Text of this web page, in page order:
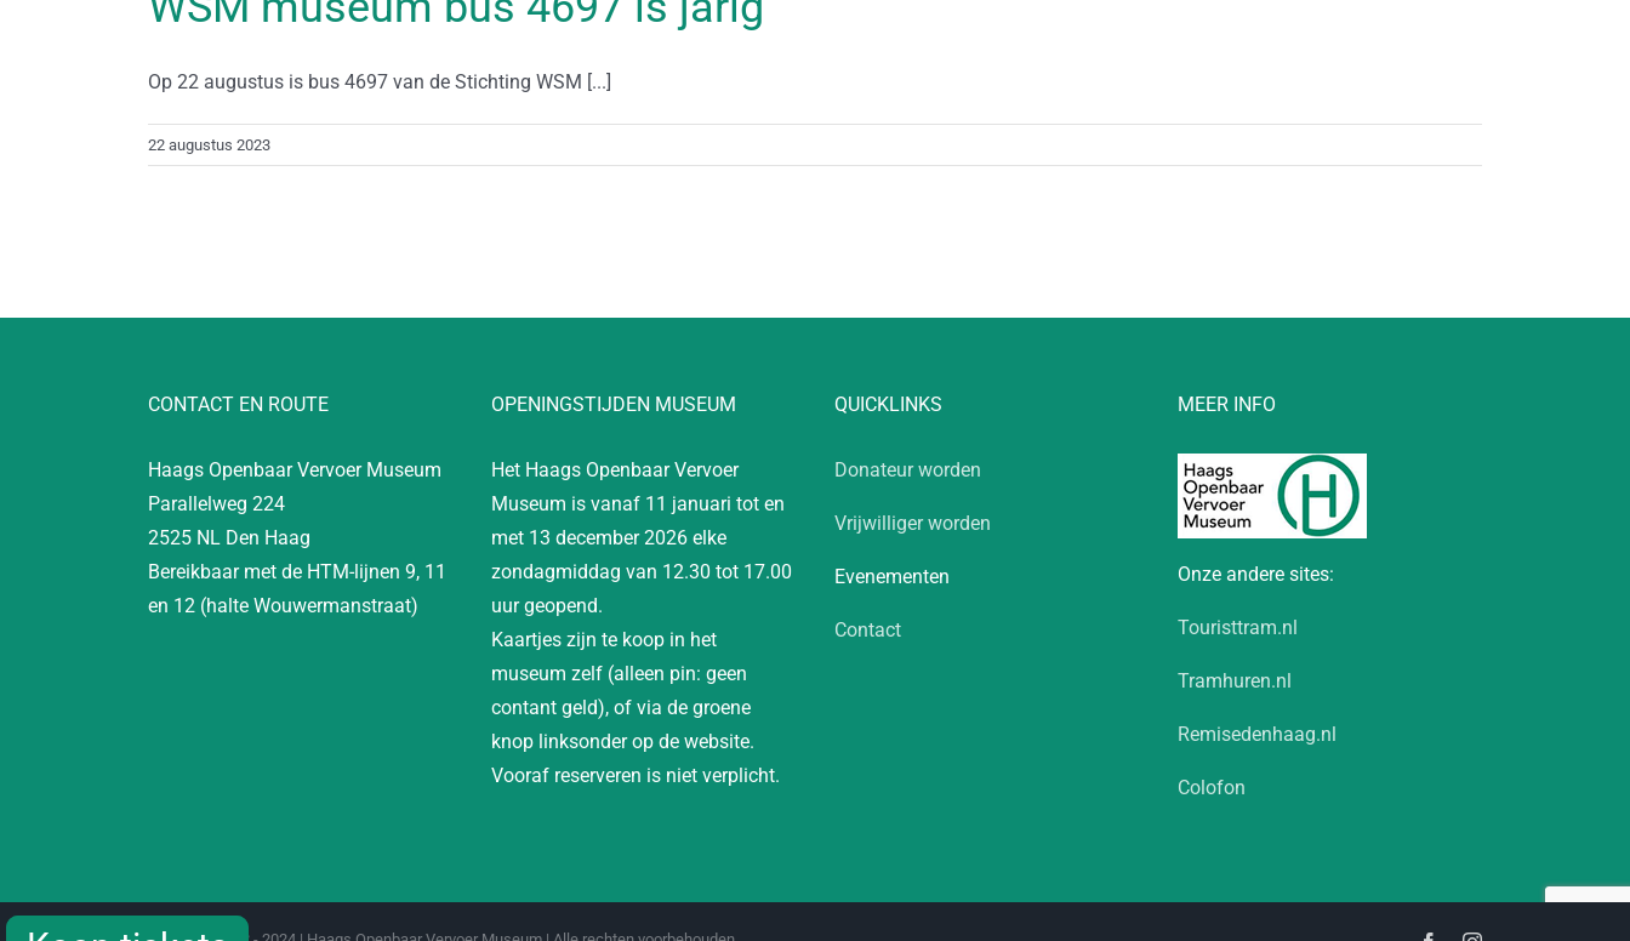
Op 22 augustus is bus 4697 van de Stichting WSM [...]
22 augustus 2023
CONTACT EN ROUTE
Haags Openbaar Vervoer Museum
Parallelweg 224
2525 NL Den Haag
Bereikbaar met de HTM-lijnen 9, 11
en 12 (halte Wouwermanstraat)
OPENINGSTIJDEN MUSEUM
Het Haags Openbaar Vervoer
Museum is vanaf 11 januari tot en
met 13 december 2026 elke
zondagmiddag van 12.30 tot 17.00
uur geopend.
Kaartjes zijn te koop in het
museum zelf (alleen pin: geen
contant geld), of via de groene
knop linksonder op de website.
Vooraf reserveren is niet verplicht.
QUICKLINKS
Donateur worden
Vrijwilliger worden
Evenementen
Contact
MEER INFO
Onze andere sites:
Touristtram.nl
Tramhuren.nl
Remisedenhaag.nl
Colofon